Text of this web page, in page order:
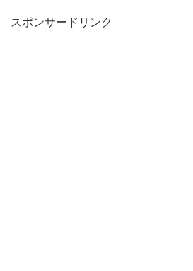
スポンサードリンク